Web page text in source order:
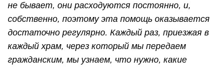
не бывает, они расходуются постоянно, и,
собственно, поэтому эта помощь оказывается
достаточно регулярно. Каждый раз, приезжая в
каждый храм, через который мы передаем
гражданским, мы узнаем, что нужно, какие